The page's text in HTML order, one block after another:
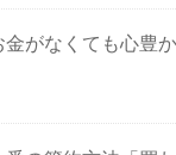
金がなくても心豊